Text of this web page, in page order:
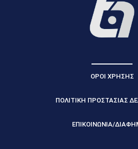
ΟΡΟΙ ΧΡΗΣΗΣ
ΠΟΛΙΤΙΚΗ ΠΡΟΣΤΑΣΙΑΣ
ΕΠΙΚΟΙΝΩΝΙΑ/